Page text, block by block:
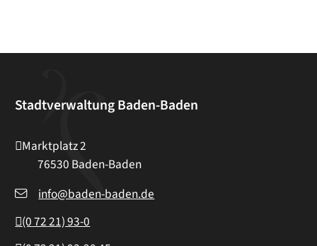
Stadtverwaltung Baden-Baden
Marktplatz 2
76530 Baden-Baden
info@baden-baden.de
(07221) 93-0